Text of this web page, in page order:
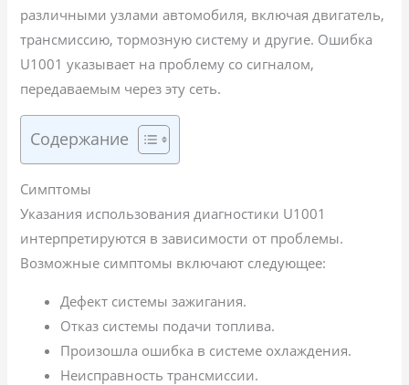
различными узлами автомобиля, включая двигатель,
трансмиссию, тормозную систему и другие. Ошибка
U1001 указывает на проблему со сигналом,
передаваемым через эту сеть.
Содержание
Симптомы
Указания использования диагностики U1001
интерпретируются в зависимости от проблемы.
Возможные симптомы включают следующее:
Дефект системы зажигания.
Отказ системы подачи топлива.
Произошла ошибка в системе охлаждения.
Неисправность трансмиссии.